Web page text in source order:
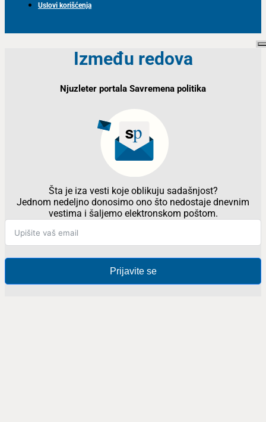
Uslovi korišćenja
Između redova
Njuzleter portala Savremena politika
Šta je iza vesti koje oblikuju sadašnjost?
Jednom nedeljno donosimo ono što nedostaje dnevnim
vestima i šaljemo elektronskom poštom.
Prijavite se